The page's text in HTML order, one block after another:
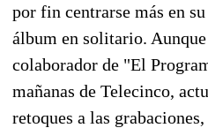
por fin centrarse más en
álbum en solitario.
colaborador de "El
mañanas de Telecinco,
retoques a las